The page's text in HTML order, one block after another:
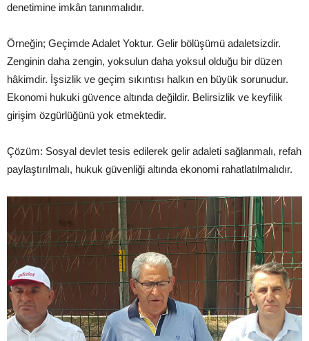
denetimine imkân tanınmalıdır.
Örneğin; Geçimde Adalet Yoktur. Gelir bölüşümü adaletsizdir.
Zenginin daha zengin, yoksulun daha yoksul olduğu bir düzen
hâkimdir. İşsizlik ve geçim sıkıntısı halkın en büyük sorunudur.
Ekonomi hukuki güvence altında değildir. Belirsizlik ve keyfilik
girişim özgürlüğünü yok etmektedir.
Çözüm: Sosyal devlet tesis edilerek gelir adaleti sağlanmalı, refah
paylaştırılmalı, hukuk güvenliği altında ekonomi rahatlatılmalıdır.